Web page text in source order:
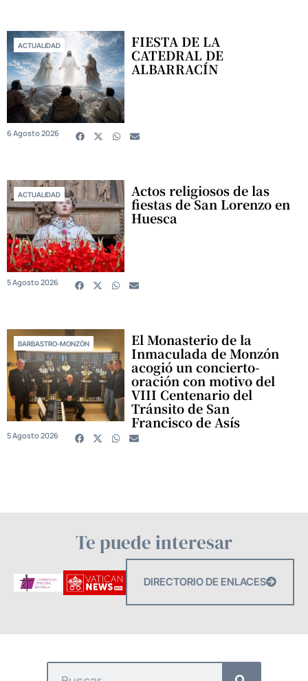
ACTUALIDAD FIESTA DE LA
CATEDRAL DE
ALBARRACÍN
6 Agosto 2026
ACTUALIDAD Actos religiosos de las
fiestas de San Lorenzo en
Huesca
5 Agosto 2026
BARBASTRO-MONZÓN El Monasterio de la
Inmaculada de Monzón
acogió un concierto-
oración con motivo del
VIII Centenario del
Tránsito de San
Francisco de Asís
5 Agosto 2026
Te puede interesar
DIRECTORIO DE ENLACES